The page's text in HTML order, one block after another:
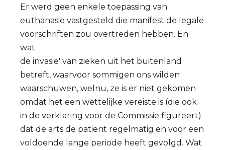
Er werd geen enkele toepassing van
euthanasie vastgesteld die manifest de legale
voorschriften zou overtreden hebben. En
wat
de invasie' van zieken uit het buitenland
betreft, waarvoor sommigen ons wilden
waarschuwen, welnu, ze is er niet gekomen
omdat het een wettelijke vereiste is (die ook
in de verklaring voor de Commissie figureert)
dat de arts de patiënt regelmatig en voor een
voldoende lange periode heeft gevolgd. Wat